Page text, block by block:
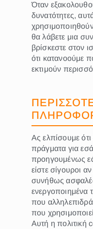
Όταν
δυνατότητες,
θα λάβετε μια
βρίσκεστε στον
ότι κατανοούμε
εκτιμούν
Ας ελπίσουμε ότι
πράγματα για
προηγουμένως
είστε σίγουροι αν
συνήθως
ενεργοποιημένα
που αλληλεπιδρά
που
Αυτή η πολιτική